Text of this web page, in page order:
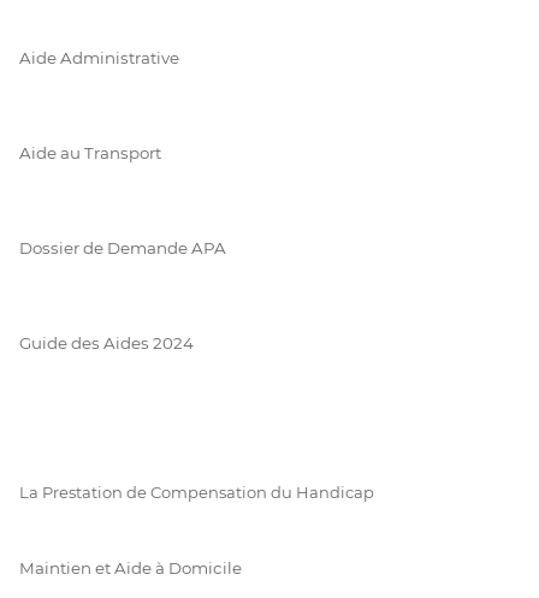
Aide Administrative
Aide au Transport
Dossier de Demande APA
Guide des Aides 2024
La Prestation de Compensation du Handicap
Maintien et Aide à Domicile